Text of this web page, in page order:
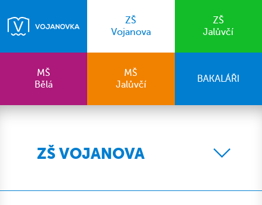
ZŠ
Vojanova
ZŠ
Jalůvčí
MŠ
Bělá
MŠ
Jalůvčí
BAKALÁŘI
ZŠ VOJANOVA